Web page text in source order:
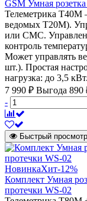
GSM Умная
Телеметрика Т40М
ведомых Т20М).
или СМС.
контроль
Может управлять
шт.). Простая
нагрузка: до 3,5
7 990 ₽ Выгода 890
-
Быстрый просмотр
НовинкаХит-12%
Комплект Умная
протечки WS-02